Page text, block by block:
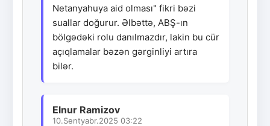
Netanyahuya aid olması" fikri bəzi
suallar doğurur. Əlbəttə, ABŞ-ın
bölgədəki rolu danılmazdır, lakin bu cür
açıqlamalar bəzən gərginliyi artıra
bilər.
Elnur Ramizov
10.Sentyabr.2025 03:22